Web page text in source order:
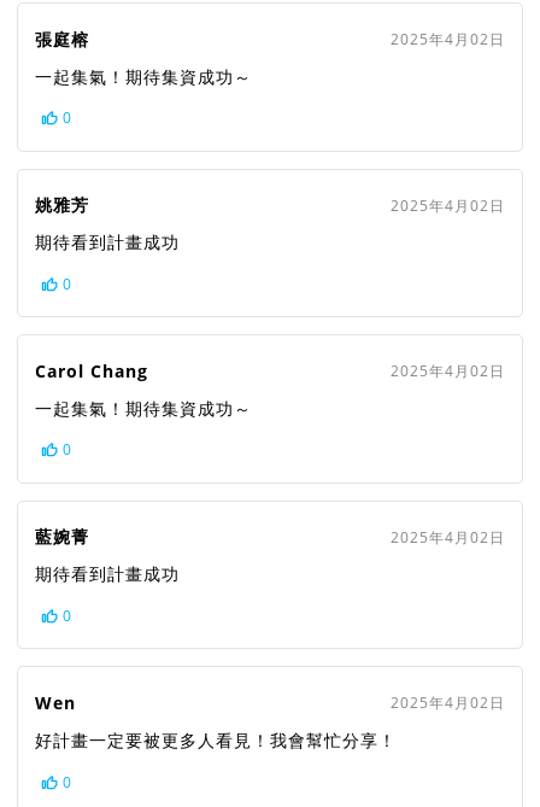
張庭榕 2025年4月02日
一起集氣！期待集資成功～
0
姚雅芳 2025年4月02日
期待看到計畫成功
0
Carol Chang 2025年4月02日
一起集氣！期待集資成功～
0
藍婉菁 2025年4月02日
期待看到計畫成功
0
Wen 2025年4月02日
好計畫一定要被更多人看見！我會幫忙分享！
0